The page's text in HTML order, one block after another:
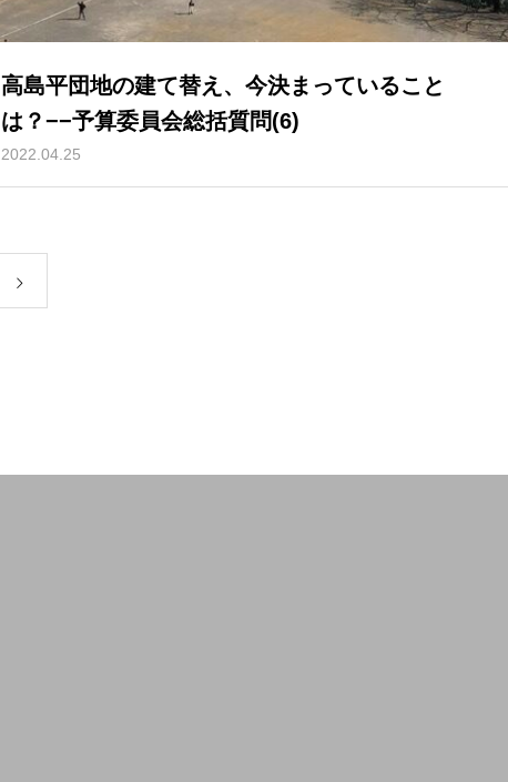
高島平団地の建て替え、今決まっていること
は？−−予算委員会総括質問(6)
2022.04.25